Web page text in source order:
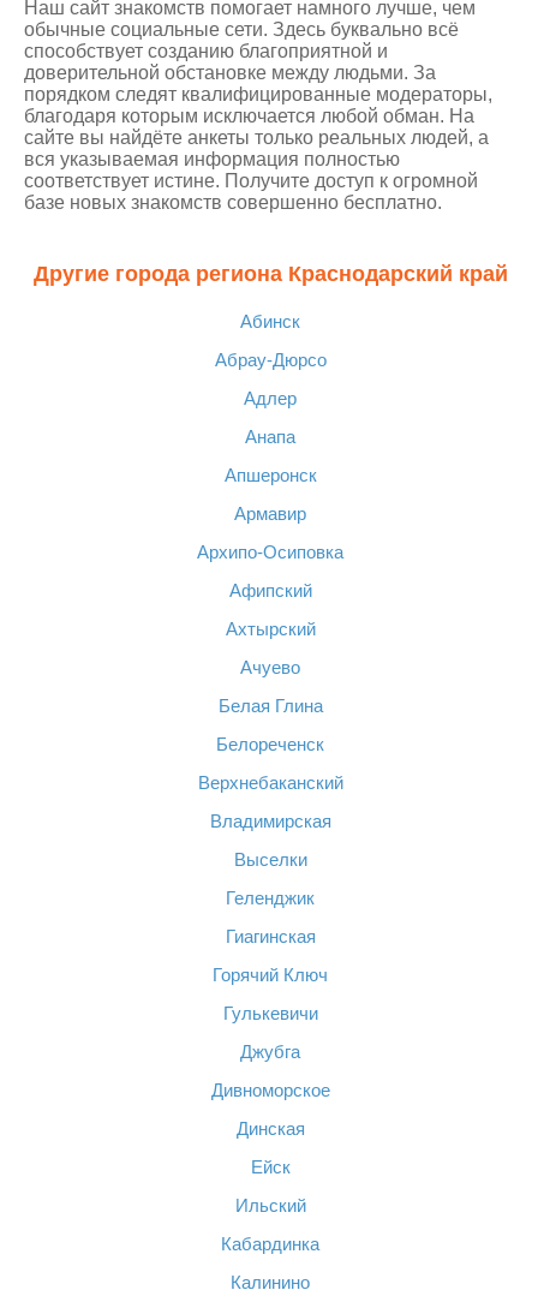
Наш сайт знакомств помогает намного лучше, чем
обычные социальные сети. Здесь буквально всё
способствует созданию благоприятной и
доверительной обстановке между людьми. За
порядком следят квалифицированные модераторы,
благодаря которым исключается любой обман. На
сайте вы найдёте анкеты только реальных людей, а
вся указываемая информация полностью
соответствует истине. Получите доступ к огромной
базе новых знакомств совершенно бесплатно.
Другие города региона Краснодарский край
Абинск
Абрау-Дюрсо
Адлер
Анапа
Апшеронск
Армавир
Архипо-Осиповка
Афипский
Ахтырский
Ачуево
Белая Глина
Белореченск
Верхнебаканский
Владимирская
Выселки
Геленджик
Гиагинская
Горячий Ключ
Гулькевичи
Джубга
Дивноморское
Динская
Ейск
Ильский
Кабардинка
Калинино